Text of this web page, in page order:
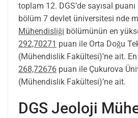
toplam 12. DGS’de sayısal
bölüm 7 devlet üniversitesi nde
Mühendisliği bölümünün en
292,70271 puan ile Orta Doğu
(Mühendislik Fakültesi)’ne ait.
268,72676 puan ile Çukurova
(Mühendislik Fakültesi)’ne ait.
DGS Jeoloji